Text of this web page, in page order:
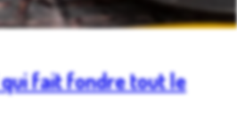
fait fondre tout le